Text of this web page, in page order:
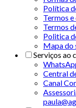
Política
Termos
Termos
Politica
Mapa do
Serviços ao
Central
Canal